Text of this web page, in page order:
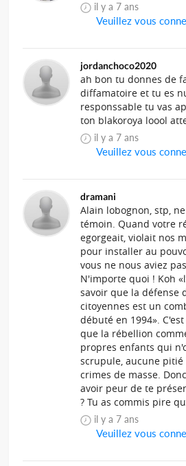
il y a 7 ans
Veuillez vous
jordanchoco2020
ah bon tu donnes de
diffamatoire et tu es
responssable tu vas
ton blakoroya loool
il y a 7 ans
Veuillez vous
dramani
Alain lobognon, stp,
témoin. Quand votre
egorgeait, violait nos
pour installer au
vous ne nous aviez
N'importe quoi ! Koh
savoir que la défense
citoyennes est un
débuté en 1994».
que la rébellion
propres enfants qui
scrupule, aucune
crimes de masse.
avoir peur de te
? Tu as commis pire
il y a 7 ans
Veuillez vous